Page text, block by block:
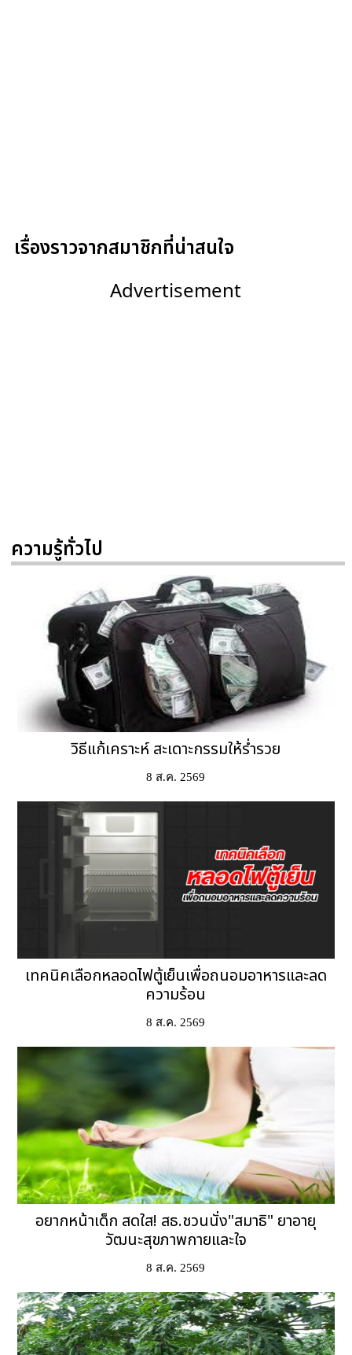
เรื่องราวจากสมาชิกที่น่าสนใจ
Advertisement
ความรู้ทั่วไป
วิธีแก้เคราะห์ สะเดาะกรรมให้ร่ำรวย
8 ส.ค. 2569
เทคนิคเลือกหลอดไฟตู้เย็นเพื่อถนอมอาหารและลด
ความร้อน
8 ส.ค. 2569
อยากหน้าเด็ก สดใส! สธ.ชวนนั่ง"สมาธิ" ยาอายุ
วัฒนะสุขภาพกายและใจ
8 ส.ค. 2569